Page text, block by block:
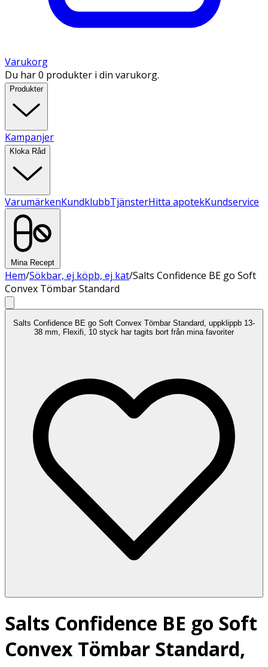
Varukorg
Du har 0 produkter i din varukorg.
Produkter
Kampanjer
Kloka Råd
VarumärkenKundklubbTjänsterHitta apotekKundservice
Mina Recept
Hem/Sökbar, ej köpb, ej kat/Salts Confidence BE go Soft
Convex Tömbar Standard
Salts Confidence BE go Soft Convex Tömbar Standard, uppklippb 13-
38 mm, Flexifi, 10 styck har tagits bort från mina favoriter
Salts Confidence BE go Soft
Convex Tömbar Standard,